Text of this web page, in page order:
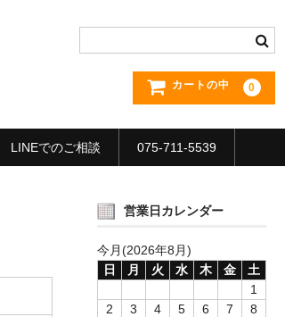
カートの中 0
LINEでのご相談 075-711-5539
営業日カレンダー
今月(2026年8月)
日
月 火 水 木 金
土
1
2
3 4 5 6 7
8